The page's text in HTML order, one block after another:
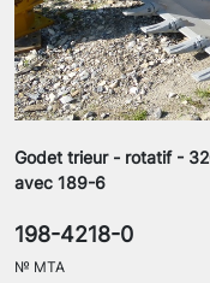
Godet trieur - rotatif -
avec 189-6
198-4218-0
№ MTA